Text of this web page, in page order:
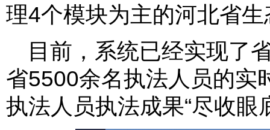
理4个模块为主的河北省
目前，系统已经实现了
省5500余名执法人员的实
执法人员执法成果“尽收眼